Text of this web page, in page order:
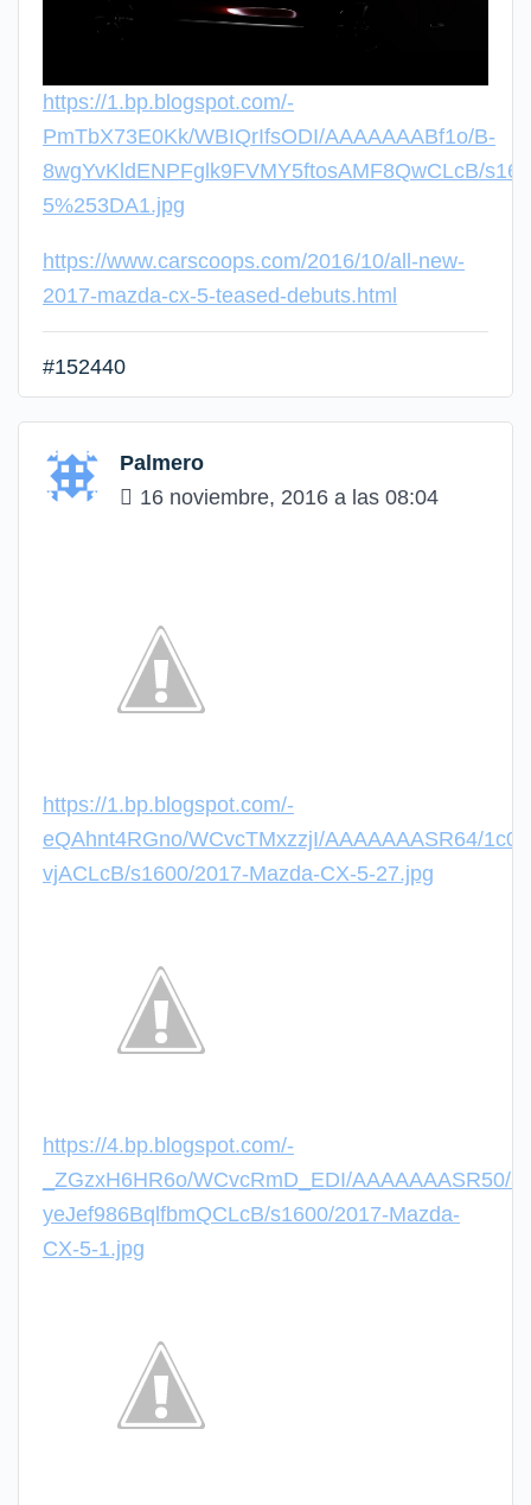
https://1.bp.blogspot.com/-
PmTbX73E0Kk/WBIQrIfsODI/AAAAAAABf1o/B-
8wgYvKldENPFglk9FVMY5ftosAMF8QwCLcB/
5%253DA1.jpg
https://www.carscoops.com/2016/10/all-new-
2017-mazda-cx-5-teased-debuts.html
#152440
Palmero
16 noviembre, 2016 a las 08:04
https://1.bp.blogspot.com/-
eQAhnt4RGno/WCvcTMxzzjI/AAAAAAASR64/
vjACLcB/s1600/2017-Mazda-CX-5-27.jpg
https://4.bp.blogspot.com/-
_ZGzxH6HR6o/WCvcRmD_EDI/AAAAAAASR50/
yeJef986BqlfbmQCLcB/s1600/2017-Mazda-
CX-5-1.jpg